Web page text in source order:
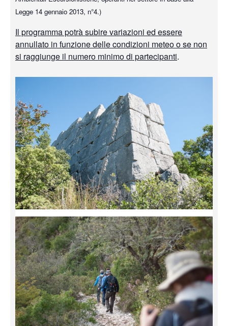
Legge 14 gennaio 2013, n°4.)
Il programma potrà subire variazioni ed essere
annullato in funzione delle condizioni meteo o se non
si raggiunge il numero minimo di partecipanti.